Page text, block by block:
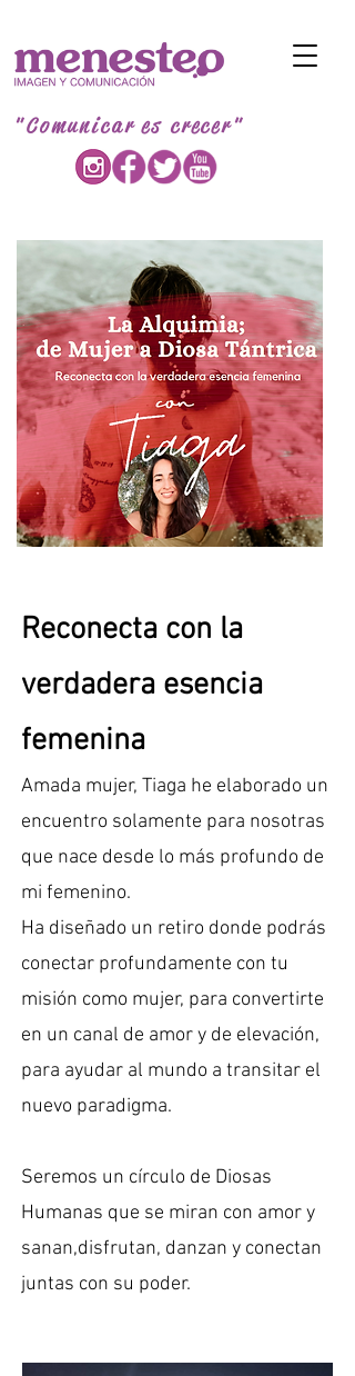
"Comunicar es crecer"
Reconecta con la
verdadera esencia
femenina
Amada mujer, Tiaga he elaborado un
encuentro solamente para nosotras
que nace desde lo más profundo de
mi femenino.
Ha diseñado un retiro donde podrás
conectar profundamente con tu
misión como mujer, para convertirte
en un canal de amor y de elevación,
para ayudar al mundo a transitar el
nuevo paradigma.
Seremos un círculo de Diosas
Humanas que se miran con amor y
sanan,disfrutan, danzan y conectan
juntas con su poder.